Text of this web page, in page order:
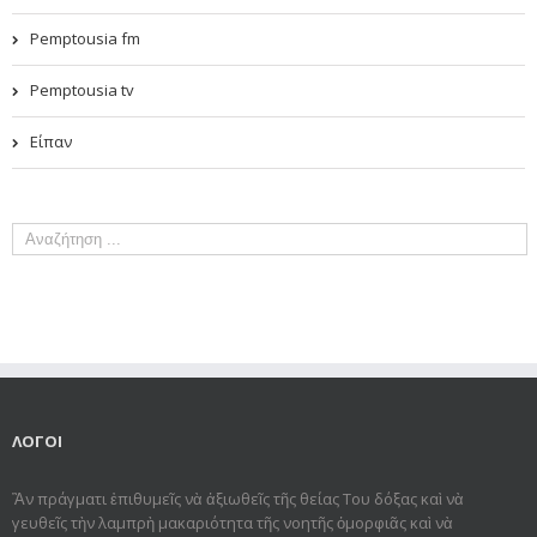
Pemptousia fm
Pemptousia tv
Είπαν
ΛΟΓΟΙ
Ἂν πράγματι ἐπιθυμεῖς νὰ ἀξιωθεῖς τῆς θείας Του δόξας καὶ νὰ
γευθεῖς τὴν λαμπρὴ μακαριότητα τῆς νοητῆς ὀμορφιᾶς καὶ νὰ